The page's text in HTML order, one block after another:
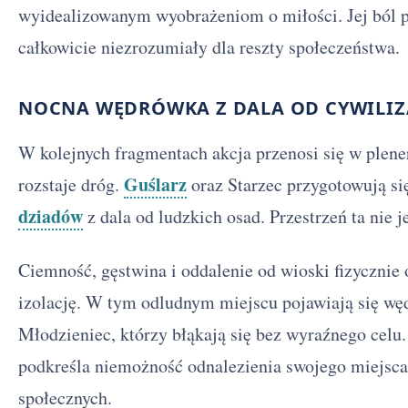
wyidealizowanym wyobrażeniom o miłości. Jej ból
całkowicie niezrozumiały dla reszty społeczeństwa.
NOCNA WĘDRÓWKA Z DALA OD
W kolejnych fragmentach akcja przenosi się w
rozstaje dróg. Guślarzoraz Starzec przygotowują
dziadówz dala od ludzkich osad. Przestrzeń ta nie
Ciemność, gęstwina i oddalenie od wioski fizycznie
izolację. W tym odludnym miejscu pojawiają się
Młodzieniec, którzy błąkają się bez wyraźnego
podkreśla niemożność odnalezienia swojego
społecznych.